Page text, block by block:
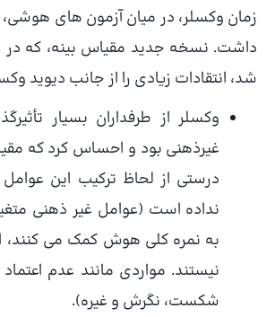
زمان وکسلر، در میان آزمون های هوشی،
شد، انتقادات زیادی را از جانب دیوید
وکسلر از طرفداران بسیار
درستی از لحاظ ترکیب این
نداده است (عوامل غیر ذهنی
به نمره کلی هوش کمک می کنند،
نیستند. مواردی مانند عدم
شکست، نگرش و غیره).